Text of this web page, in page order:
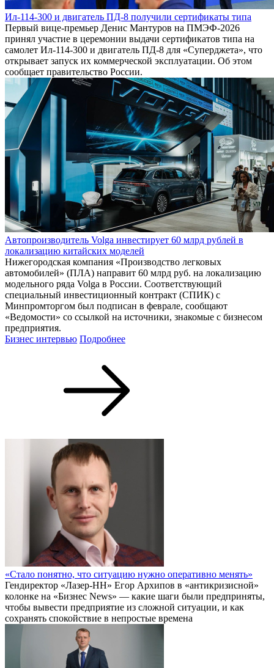
Ил-114-300 и двигатель ПД-8 получили сертификаты типа
Первый вице-премьер Денис Мантуров на ПМЭФ-2026
принял участие в церемонии выдачи сертификатов типа на
самолет Ил-114-300 и двигатель ПД-8 для «Суперджета», что
открывает запуск их коммерческой эксплуатации. Об этом
сообщает правительство России.
Автопроизводитель Volga инвестирует 60 млрд рублей в
локализацию китайских моделей
Нижегородская компания «Производство легковых
автомобилей» (ПЛА) направит 60 млрд руб. на локализацию
модельного ряда Volga в России. Соответствующий
специальный инвестиционный контракт (СПИК) с
Минпромторгом был подписан в феврале, сообщают
«Ведомости» со ссылкой на источники, знакомые с бизнесом
предприятия.
Бизнес интервью Подробнее
«Стало понятно, что ситуацию нужно оперативно менять»
Гендиректор «Лазер-НН» Егор Архипов в «антикризисной»
колонке на «Бизнес News» — какие шаги были предприняты,
чтобы вывести предприятие из сложной ситуации, и как
сохранять спокойствие в непростые времена